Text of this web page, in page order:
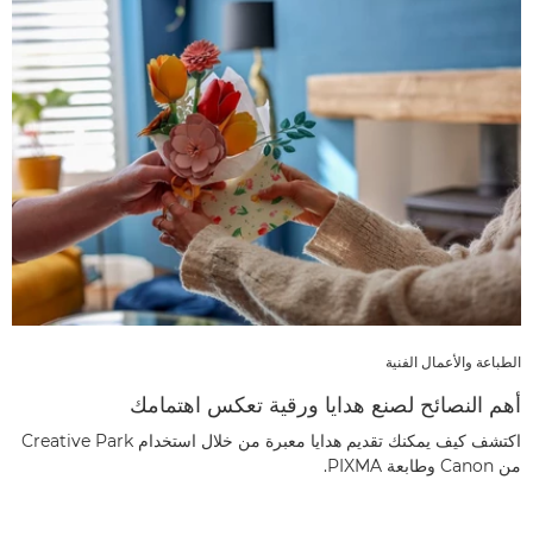
الطباعة والأعمال الفنية
أهم النصائح لصنع هدايا ورقية تعكس اهتمامك
اكتشف كيف يمكنك تقديم هدايا معبرة من خلال استخدام Creative Park
من Canon وطابعة PIXMA.